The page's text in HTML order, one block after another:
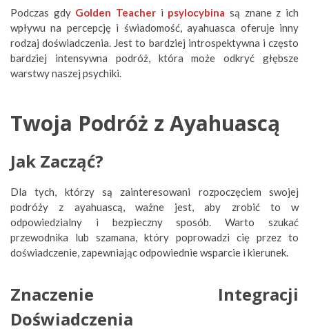
Podczas gdy Golden Teacher i psylocybina są znane z ich
wpływu na percepcję i świadomość, ayahuasca oferuje inny
rodzaj doświadczenia. Jest to bardziej introspektywna i często
bardziej intensywna podróż, która może odkryć głębsze
warstwy naszej psychiki.
Twoja Podróż z Ayahuascą
Jak Zacząć?
Dla tych, którzy są zainteresowani rozpoczęciem swojej
podróży z ayahuascą, ważne jest, aby zrobić to w
odpowiedzialny i bezpieczny sposób. Warto szukać
przewodnika lub szamana, który poprowadzi cię przez to
doświadczenie, zapewniając odpowiednie wsparcie i kierunek.
Znaczenie Integracji
Doświadczenia